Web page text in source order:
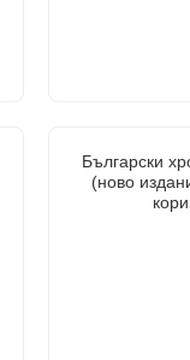
Български
(ново